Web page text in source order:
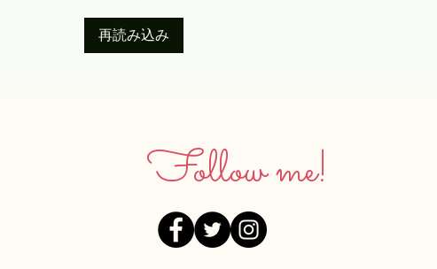
再読み込み
Follow me!